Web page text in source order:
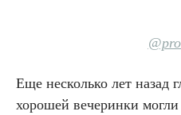
Еще несколько лет назад
хорошей вечеринки